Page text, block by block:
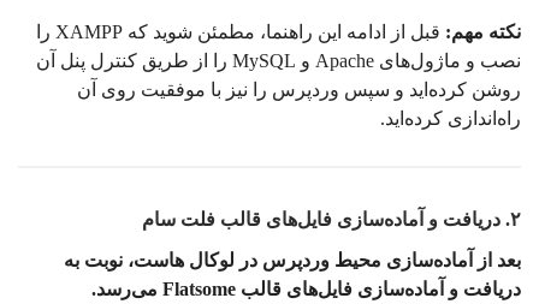
نکته مهم:
قبل از ادامه این راهنما، مطمئن شوید که XAMPP را
نصب و ماژول‌های Apache و MySQL را از طریق کنترل پنل آن
روشن کرده‌اید و سپس وردپرس را نیز با موفقیت روی آن
راه‌اندازی کرده‌اید.
۲. دریافت و آماده‌سازی فایل‌های قالب فلت سام
بعد از آماده‌سازی محیط وردپرس در لوکال هاست، نوبت به
دریافت و آماده‌سازی فایل‌های قالب Flatsome می‌رسد.